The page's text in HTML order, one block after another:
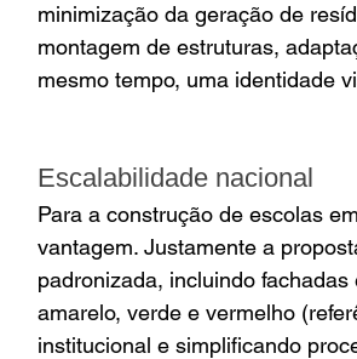
minimização da geração de
montagem de estruturas,
mesmo tempo, uma identidade
Escalabilidade nacional
Para a construção de escolas
vantagem. Justamente a
padronizada, incluindo
amarelo, verde e vermelho
institucional e simplificando